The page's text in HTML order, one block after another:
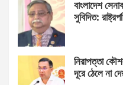
বাংলাদেশ
সুবিদিত:
নিরাপত্তা
দূরে ঠেলে না